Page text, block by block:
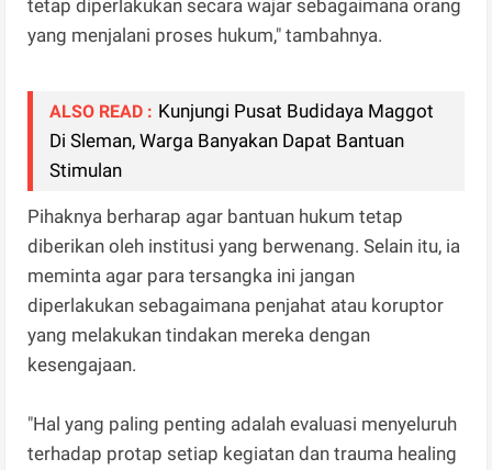
tetap diperlakukan secara wajar sebagaimana orang
yang menjalani proses hukum," tambahnya.
ALSO READ : Kunjungi Pusat Budidaya Maggot
Di Sleman, Warga Banyakan Dapat Bantuan
Stimulan
Pihaknya berharap agar bantuan hukum tetap
diberikan oleh institusi yang berwenang. Selain itu, ia
meminta agar para tersangka ini jangan
diperlakukan sebagaimana penjahat atau koruptor
yang melakukan tindakan mereka dengan
kesengajaan.
"Hal yang paling penting adalah evaluasi menyeluruh
terhadap protap setiap kegiatan dan trauma healing